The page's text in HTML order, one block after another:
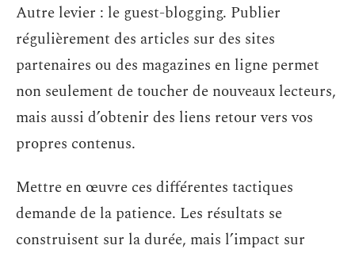
Autre levier : le guest-blogging. Publier
régulièrement des articles sur des sites
partenaires ou des magazines en ligne permet
non seulement de toucher de nouveaux lecteurs,
mais aussi d’obtenir des liens retour vers vos
propres contenus.
Mettre en œuvre ces différentes tactiques
demande de la patience. Les résultats se
construisent sur la durée, mais l’impact sur